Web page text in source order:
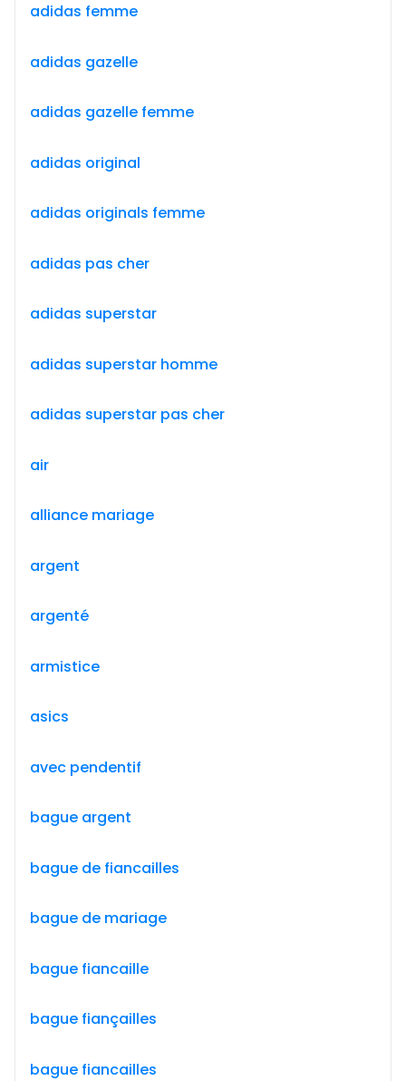
adidas femme
adidas gazelle
adidas gazelle femme
adidas original
adidas originals femme
adidas pas cher
adidas superstar
adidas superstar homme
adidas superstar pas cher
air
alliance mariage
argent
argenté
armistice
asics
avec pendentif
bague argent
bague de fiancailles
bague de mariage
bague fiancaille
bague fiançailles
bague fiancailles